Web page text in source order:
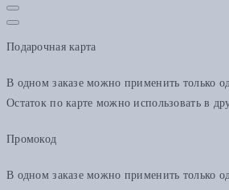
Подарочная карта
В одном заказе можно применить только
Остаток по карте можно использовать в
Промокод
В одном заказе можно применить только